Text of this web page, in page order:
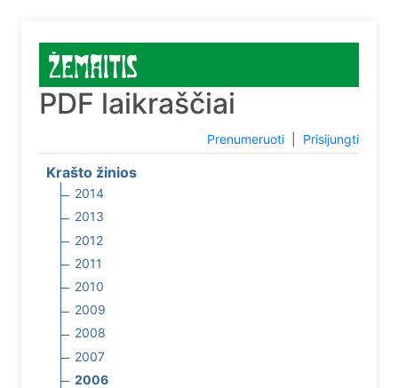
PDF laikraščiai
Prenumeruoti Prisijungti
Krašto žinios
2014
2013
2012
2011
2010
2009
2008
2007
2006